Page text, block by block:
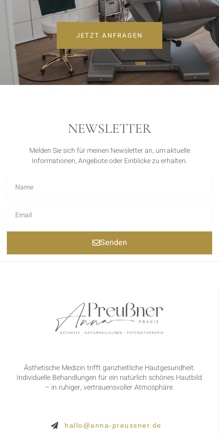
JETZT ANFRAGEN
NEWSLETTER
Melden Sie sich für meinen Newsletter an, um aktuelle
Informationen, Angebote oder Einblicke zu erhalten.
Senden
Ästhetische Medizin trifft ganzheitliche Hautgesundheit.
Individuelle Behandlungen für ein natürlich schönes Hautbild
– in ruhiger, vertrauensvoller Atmosphäre.
hallo@anna-preussner.de